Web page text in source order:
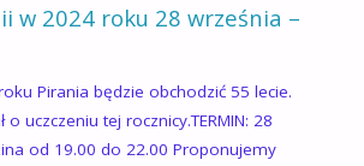
w 2024 roku 28 września –
Pirania będzie obchodzić 55 lecie.
o uczczeniu tej rocznicy.TERMIN: 28
od 19.00 do 22.00 Proponujemy